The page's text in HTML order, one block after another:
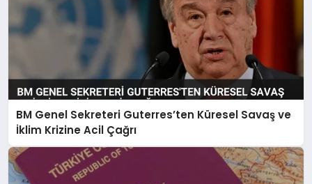
BM Genel Sekreteri Guterres’ten Küresel Savaş ve
İklim Krizine Acil Çağrı